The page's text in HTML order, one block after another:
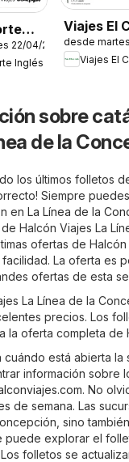
22/04/2026
Inglés
Viajes El
Inglés
Cruise
desde
Viajes El
sobre
de la
los últimos folletos
Siempre
en La Línea de la
Halcón Viajes La
ofertas de
La oferta es
ofertas de esta
La Línea de la
precios. Los
la oferta completa de
cuándo está abierta
información sobre
. No
de semana. Las
sino
puede explorar el
folletos se